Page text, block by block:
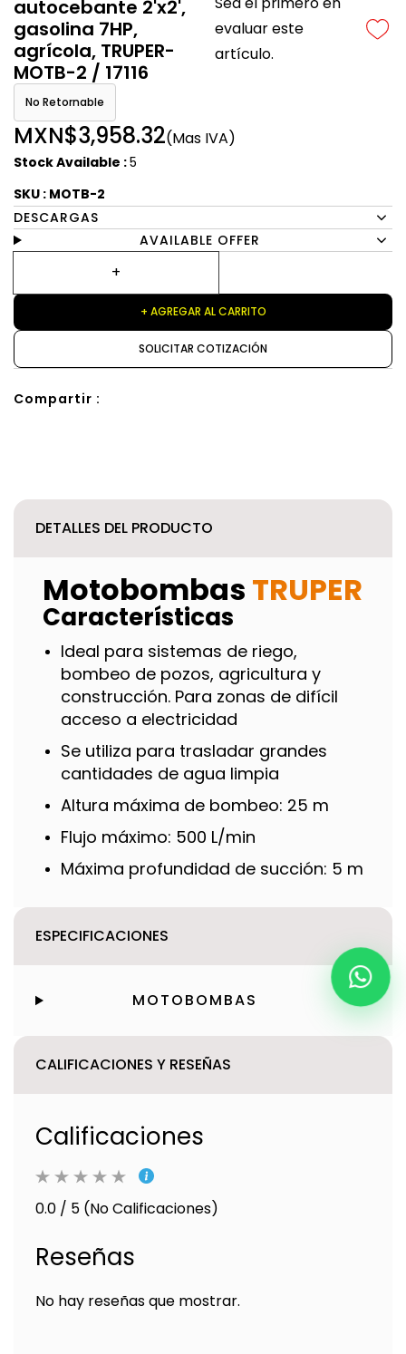
autocebante 2'x2',
gasolina 7HP,
agrícola, TRUPER-
MOTB-2 / 17116
evaluar este
artículo.
No Retornable
MXN$3,958.32(Mas IVA)
Stock Available :5
SKU : MOTB-2
DESCARGAS
AVAILABLE OFFER
+ AGREGAR AL CARRITO
SOLICITAR COTIZACIÓN
Compartir :
DETALLES DEL PRODUCTO
Motobombas TRUPER
Características
Ideal para sistemas de riego,
bombeo de pozos, agricultura y
construcción. Para zonas de difícil
acceso a electricidad
Se utiliza para trasladar grandes
cantidades de agua limpia
Altura máxima de bombeo: 25 m
Flujo máximo: 500 L/min
Máxima profundidad de succión: 5 m
ESPECIFICACIONES
MOTOBOMBAS
CALIFICACIONES Y RESEÑAS
Calificaciones
0.0 / 5 (No Calificaciones)
Reseñas
No hay reseñas que mostrar.